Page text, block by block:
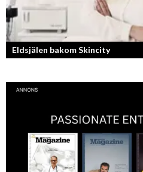
Eldsjälen bakom Skincity
Annica Forsgren Kjellman ligger